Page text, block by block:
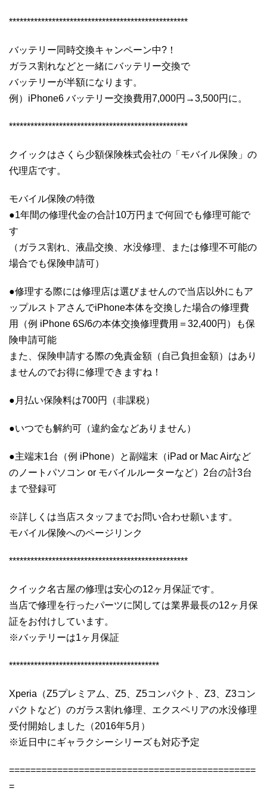
**************************************************
バッテリー同時交換キャンペーン中?！
ガラス割れなどと一緒にバッテリー交換で
バッテリーが半額になります。
例）iPhone6 バッテリー交換費用7,000円→3,500円に。
**************************************************
クイックはさくら少額保険株式会社の「モバイル保険」の
代理店です。
モバイル保険の特徴
●1年間の修理代金の合計10万円まで何回でも修理可能で
す
（ガラス割れ、液晶交換、水没修理、または修理不可能の
場合でも保険申請可）
●修理する際には修理店は選びませんので当店以外にもア
ップルストアさんでiPhone本体を交換した場合の修理費
用（例 iPhone 6S/6の本体交換修理費用＝32,400円）も保
険申請可能
また、保険申請する際の免責金額（自己負担金額）はあり
ませんのでお得に修理できますね！
●月払い保険料は700円（非課税）
●いつでも解約可（違約金などありません）
●主端末1台（例 iPhone）と副端末（iPad or Mac Airなど
のノートパソコン or モバイルルーターなど）2台の計3台
まで登録可
※詳しくは当店スタッフまでお問い合わせ願います。
モバイル保険へのページリンク
**************************************************
クイック名古屋の修理は安心の12ヶ月保証です。
当店で修理を行ったパーツに関しては業界最長の12ヶ月保
証をお付けしています。
※バッテリーは1ヶ月保証
******************************************
Xperia（Z5プレミアム、Z5、Z5コンパクト、Z3、Z3コン
パクトなど）のガラス割れ修理、エクスペリアの水没修理
受付開始しました（2016年5月）
※近日中にギャラクシーシリーズも対応予定
==============================================
=